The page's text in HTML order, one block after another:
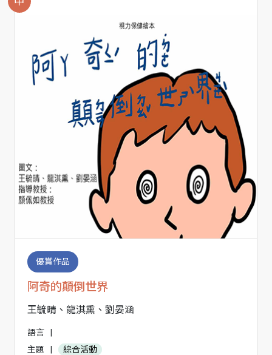
優賞作品
阿奇的顛倒世界
王毓晴、龍淇熏、劉晏涵
語言
主題
綜合活動